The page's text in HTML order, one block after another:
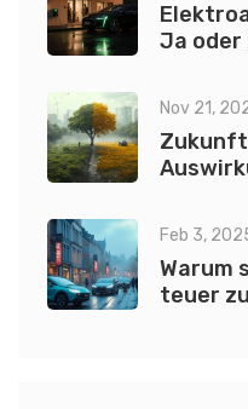
Ja oder
Nov 21,
Feb 3,
Warum
teuer